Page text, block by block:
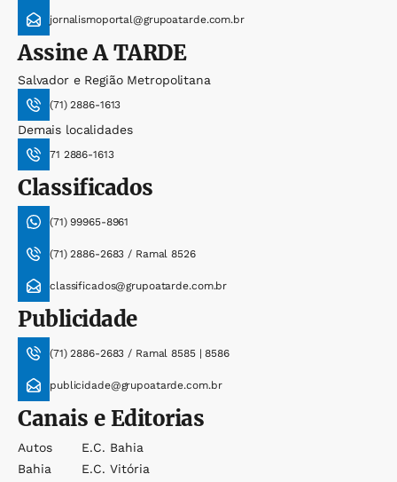
jornalismoportal@grupoatarde.com.br
AssineA TARDE
Salvador e Região Metropolitana
(71) 2886-1613
Demais localidades
71 2886-1613
Classificados
(71) 99965-8961
(71) 2886-2683 / Ramal 8526
classificados@grupoatarde.com.br
Publicidade
(71) 2886-2683 / Ramal 8585 | 8586
publicidade@grupoatarde.com.br
Canais e Editorias
Autos
Bahia
E.c. Bahia
E.c. Vitória